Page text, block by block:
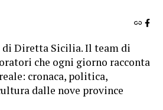
di Diretta Sicilia. Il team di
che ogni giorno racconta
cronaca, politica,
dalle nove province